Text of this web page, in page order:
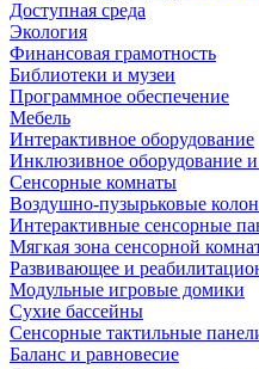
Доступная среда
Экология
Финансовая грамотность
Библиотеки и музеи
Программное обеспечение
Мебель
Интерактивное оборудование
Инклюзивное оборудование
Cенсорные комнаты
Воздушно-пузырьковые
Интерактивные сенсорные
Мягкая зона сенсорной
Развивающее и
Модульные игровые домики
Сухие бассейны
Сенсорные тактильные
Баланс и равновесие